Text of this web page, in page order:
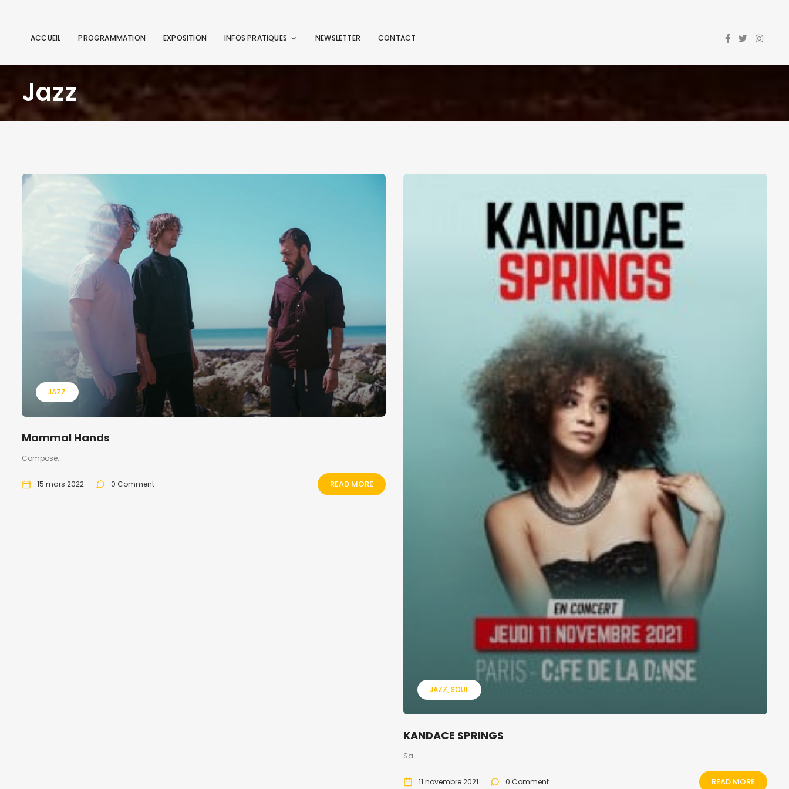
ACCUEIL PROGRAMMATION EXPOSITION INFOS PRATIQUES NEWSLETTER CONTACT
Jazz
JAZZ
Mammal Hands
Composé...
15 mars 2022 0 Comment READ MORE
JAZZ SOUL
KANDACE SPRINGS
Sa...
11 novembre 2021 0 Comment READ MORE